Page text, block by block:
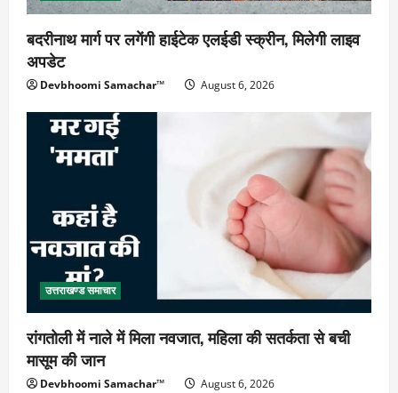
बदरीनाथ मार्ग पर लगेंगी हाईटेक एलईडी स्क्रीन, मिलेगी लाइव
अपडेट
Devbhoomi Samachar™ August 6, 2026
उत्तराखण्ड समाचार
रांगतोली में नाले में मिला नवजात, महिला की सतर्कता से बची
मासूम की जान
Devbhoomi Samachar™ August 6, 2026